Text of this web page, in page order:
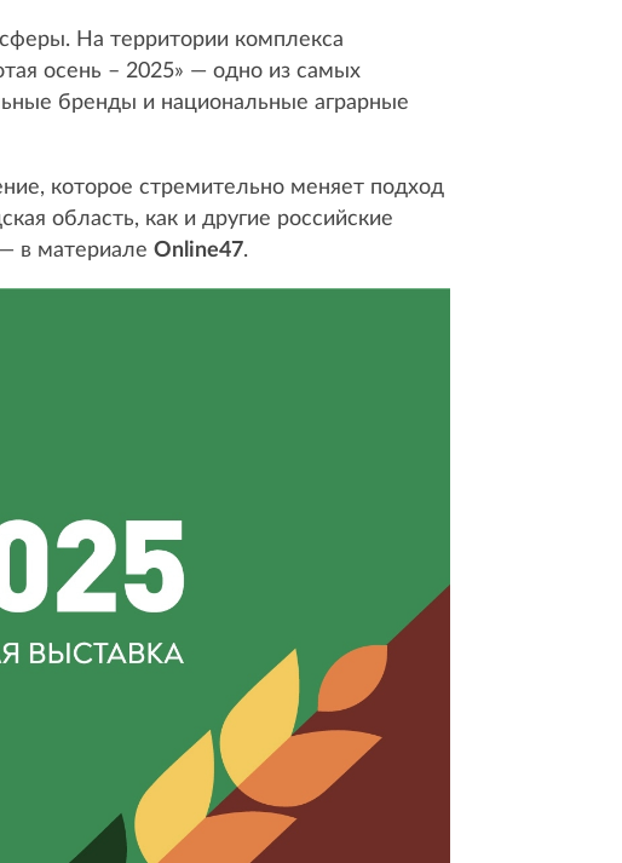
На территории комплекса
осень – 2025» — одно из самых
бренды и национальные аграрные
которое стремительно меняет подход
область, как и другие российские
в материале Online47.